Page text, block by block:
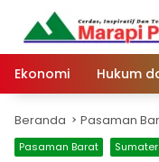
Langsung
konten
Ekonomi
Hukum
Beranda Pasaman
Pasaman Barat